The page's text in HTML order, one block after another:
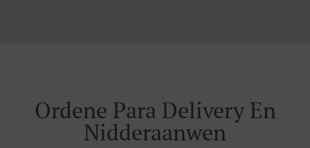
Ordene Para Delivery En
Nidderaanwen